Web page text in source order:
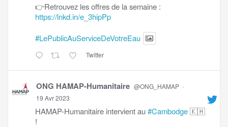
👉Retrouvez les offres de la semaine :
https://lnkd.in/e_3hipPp
#LePublicAuServiceDeVotreEau
Twitter
ONG HAMAP-Humanitaire @ONG_HAMAP ·
19 Avr 2023
HAMAP-Humanitaire intervient au#Cambodge🇰🇭
!